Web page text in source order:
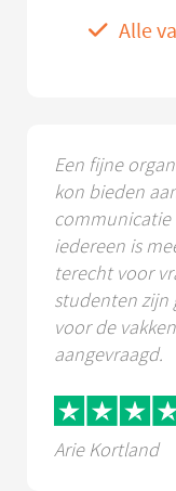
Alle
Een fijne
kon bieden
communicatie
iedereen is
terecht voor
studenten zijn
voor de
aangevraagd.
Arie Kortland